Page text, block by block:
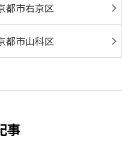
都市右京区
都市山科区
事